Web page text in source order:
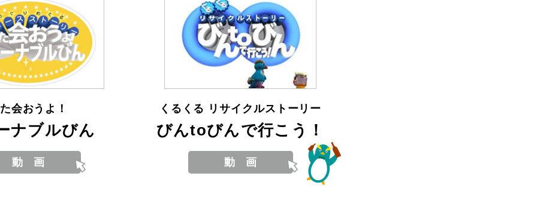
会おうよ！
ナブルびん
くるくる リサイクルストーリー
びんtoびんで行こう！